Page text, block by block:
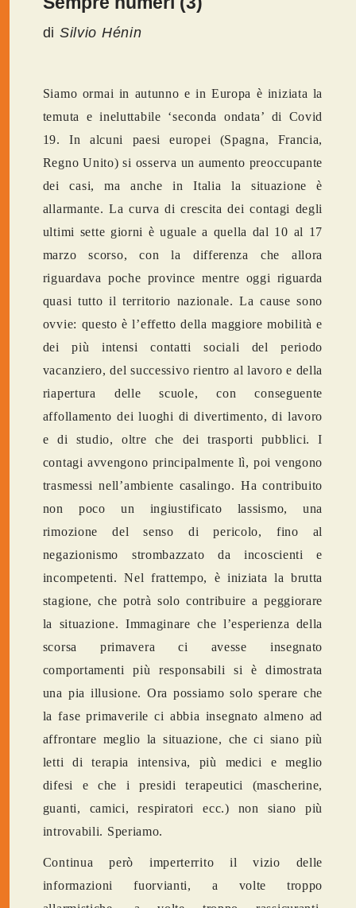
di Silvio Hénin
Siamo ormai in autunno e in Europa è iniziata la
temuta e ineluttabile ‘seconda ondata’ di Covid
19. In alcuni paesi europei (Spagna, Francia,
Regno Unito) si osserva un aumento preoccupante
dei casi, ma anche in Italia la situazione è
allarmante. La curva di crescita dei contagi degli
ultimi sette giorni è uguale a quella dal 10 al 17
marzo scorso, con la differenza che allora
riguardava poche province mentre oggi riguarda
quasi tutto il territorio nazionale. La cause sono
ovvie: questo è l’effetto della maggiore mobilità e
dei più intensi contatti sociali del periodo
vacanziero, del successivo rientro al lavoro e della
riapertura delle scuole, con conseguente
affollamento dei luoghi di divertimento, di lavoro
e di studio, oltre che dei trasporti pubblici. I
contagi avvengono principalmente lì, poi vengono
trasmessi nell’ambiente casalingo. Ha contribuito
non poco un ingiustificato lassismo, una
rimozione del senso di pericolo, fino al
negazionismo strombazzato da incoscienti e
incompetenti. Nel frattempo, è iniziata la brutta
stagione, che potrà solo contribuire a peggiorare
la situazione. Immaginare che l’esperienza della
scorsa primavera ci avesse insegnato
comportamenti più responsabili si è dimostrata
una pia illusione. Ora possiamo solo sperare che
la fase primaverile ci abbia insegnato almeno ad
affrontare meglio la situazione, che ci siano più
letti di terapia intensiva, più medici e meglio
difesi e che i presidi terapeutici (mascherine,
guanti, camici, respiratori ecc.) non siano più
introvabili. Speriamo.
Continua però imperterrito il vizio delle
informazioni fuorvianti, a volte troppo